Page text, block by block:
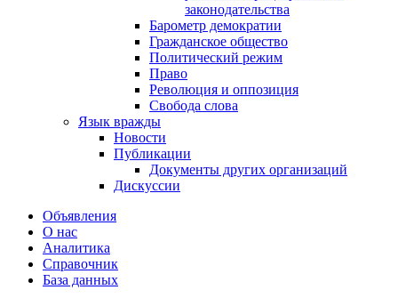
законодательства
Барометр демократии
Гражданское общество
Политический режим
Право
Революция и оппозиция
Свобода слова
Язык вражды
Новости
Публикации
Документы других организаций
Дискуссии
Объявления
О нас
Аналитика
Справочник
База данных